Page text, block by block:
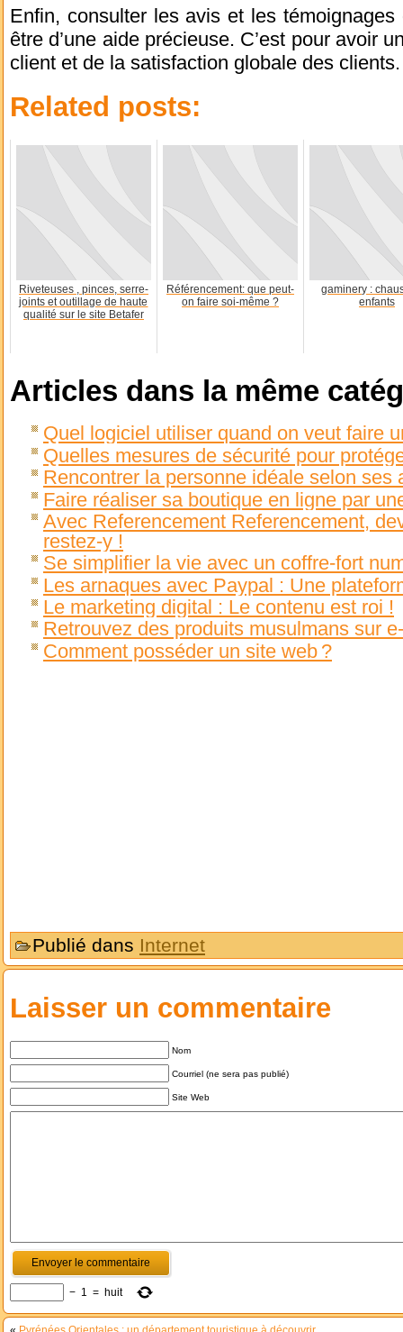
Enfin, consulter les avis et les témoignages
être d’une aide précieuse. C’est pour avoir
client et de la satisfaction globale des clients.
Related posts:
Riveteuses , pinces, serre-
joints et outillage de haute
qualité sur le site Betafer
Référencement: que peut-
on faire soi-même ?
gaminery :
enfants
Articles dans la même
Quel logiciel utiliser quand on veut faire
Quelles mesures de sécurité pour
Rencontrer la personne idéale selon ses
Faire réaliser sa boutique en ligne par
Avec Referencement Referencement,
restez-y !
Se simplifier la vie avec un coffre-fort
Les arnaques avec Paypal : Une
Le marketing digital : Le contenu est roi !
Retrouvez des produits musulmans sur
Comment posséder un site web ?
Publié dans Internet
Laisser un commentaire
Nom
Courriel (ne sera pas publié)
Site Web
− 1 = huit